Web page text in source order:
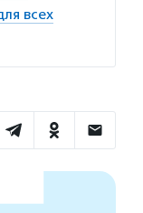
всех